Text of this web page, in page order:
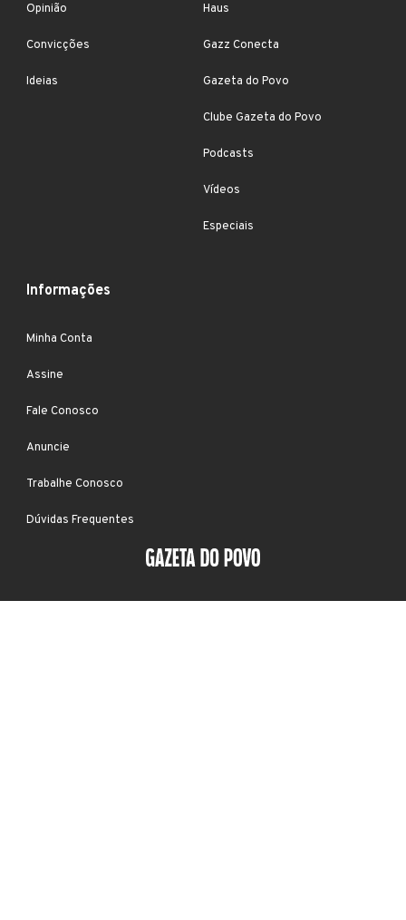
Opinião
Convicções
Ideias
Haus
Gazz Conecta
Gazeta do Povo
Clube Gazeta do Povo
Podcasts
Vídeos
Especiais
Informações
Minha Conta
Assine
Fale Conosco
Anuncie
Trabalhe Conosco
Dúvidas Frequentes